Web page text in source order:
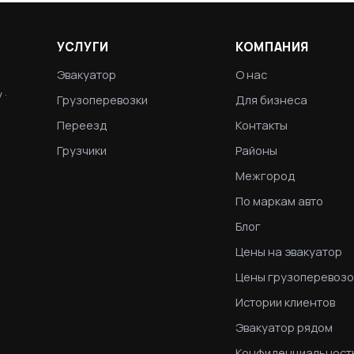
УСЛУГИ
Эвакуатор
Грузоперевозки
Переезд
Грузчики
КОМПАНИЯ
О нас
Для бизнеса
Контакты
Районы
Межгород
По маркам авто
Блог
Цены на эвакуатор
Цены
Истории клиентов
Эвакуатор рядом